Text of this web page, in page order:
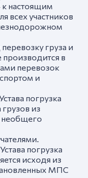
настоящим
всех участников
груза и
в
перевозок
и
погрузка
из
необщего
погрузка
исходя из
МПС